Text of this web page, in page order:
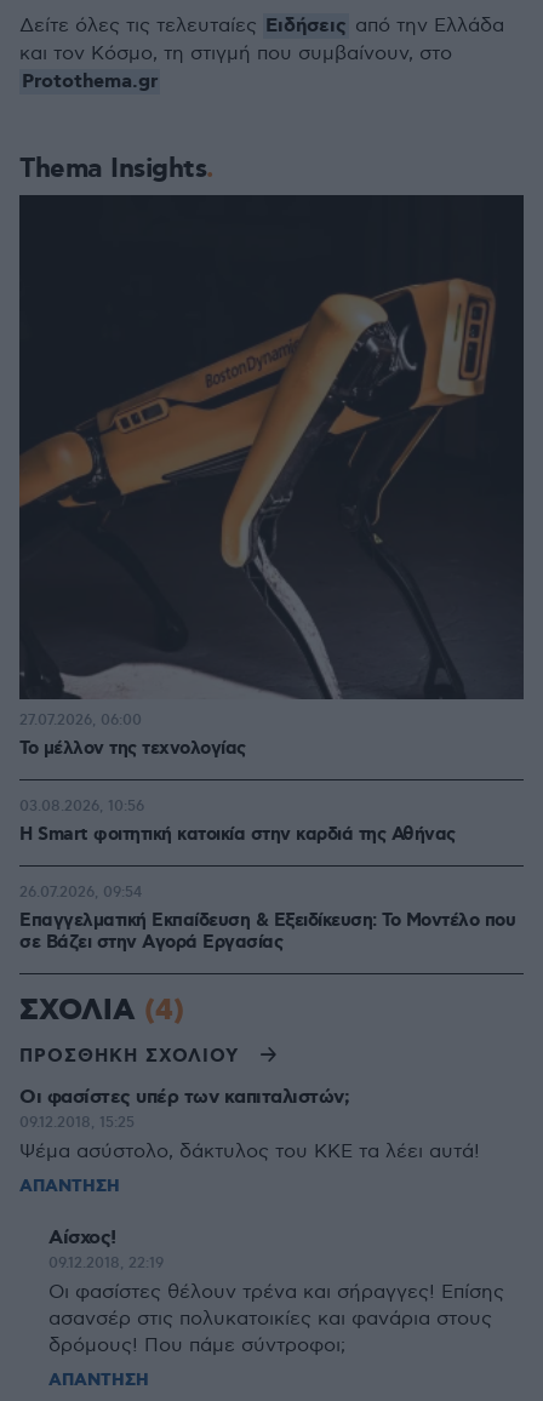
Thema Insights
Το μέλλον της τεχνολογίας
27.07.2026, 06:00
Η Smart φοιτητική κατοικία στην καρδιά της Αθήνας
03.08.2026, 10:56
Επαγγελματική Εκπαίδευση & Εξειδίκευση: Το Mοντέλο που
σε Bάζει στην Aγορά Eργασίας
26.07.2026, 09:54
Δείτε όλες τις τελευταίες Ειδήσεις από την Ελλάδα
και τον Κόσμο, τη στιγμή που συμβαίνουν, στο
Protothema.gr
ΣΧΟΛΙΑ (4)
ΠΡΟΣΘΗΚΗ ΣΧΟΛΙΟΥ
Οι φασίστες υπέρ των καπιταλιστών;
09.12.2018, 15:25
Ψέμα ασύστολο, δάκτυλος του ΚΚΕ τα λέει αυτά!
ΑΠΑΝΤΗΣΗ
Αίσχος!
09.12.2018, 22:19
Οι φασίστες θέλουν τρένα και σήραγγες! Επίσης
ασανσέρ στις πολυκατοικίες και φανάρια στους
δρόμους! Που πάμε σύντροφοι;
ΑΠΑΝΤΗΣΗ